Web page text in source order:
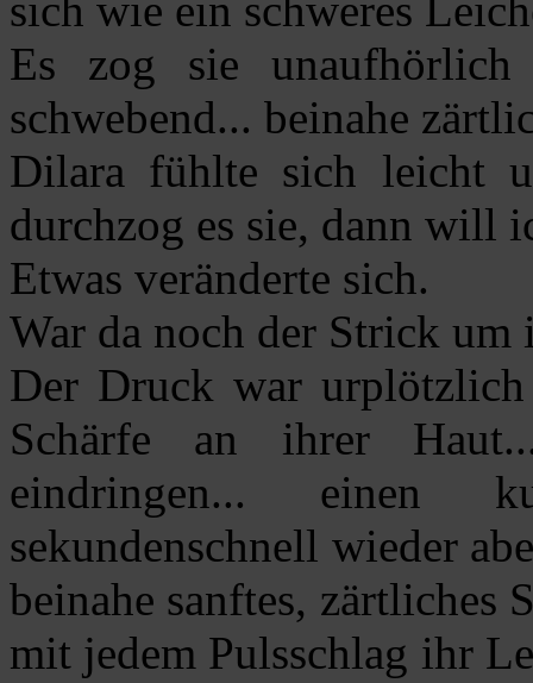
sich wie ein schweres
Es zog sie
schwebend... beinahe
Dilara fühlte sich leicht
durchzog es sie, dann will
Etwas veränderte sich.
War da noch der Strick um
Der Druck war
Schärfe an ihrer
eindringen... einen
sekundenschnell wieder
beinahe sanftes, zärtliches
mit jedem Pulsschlag ihr